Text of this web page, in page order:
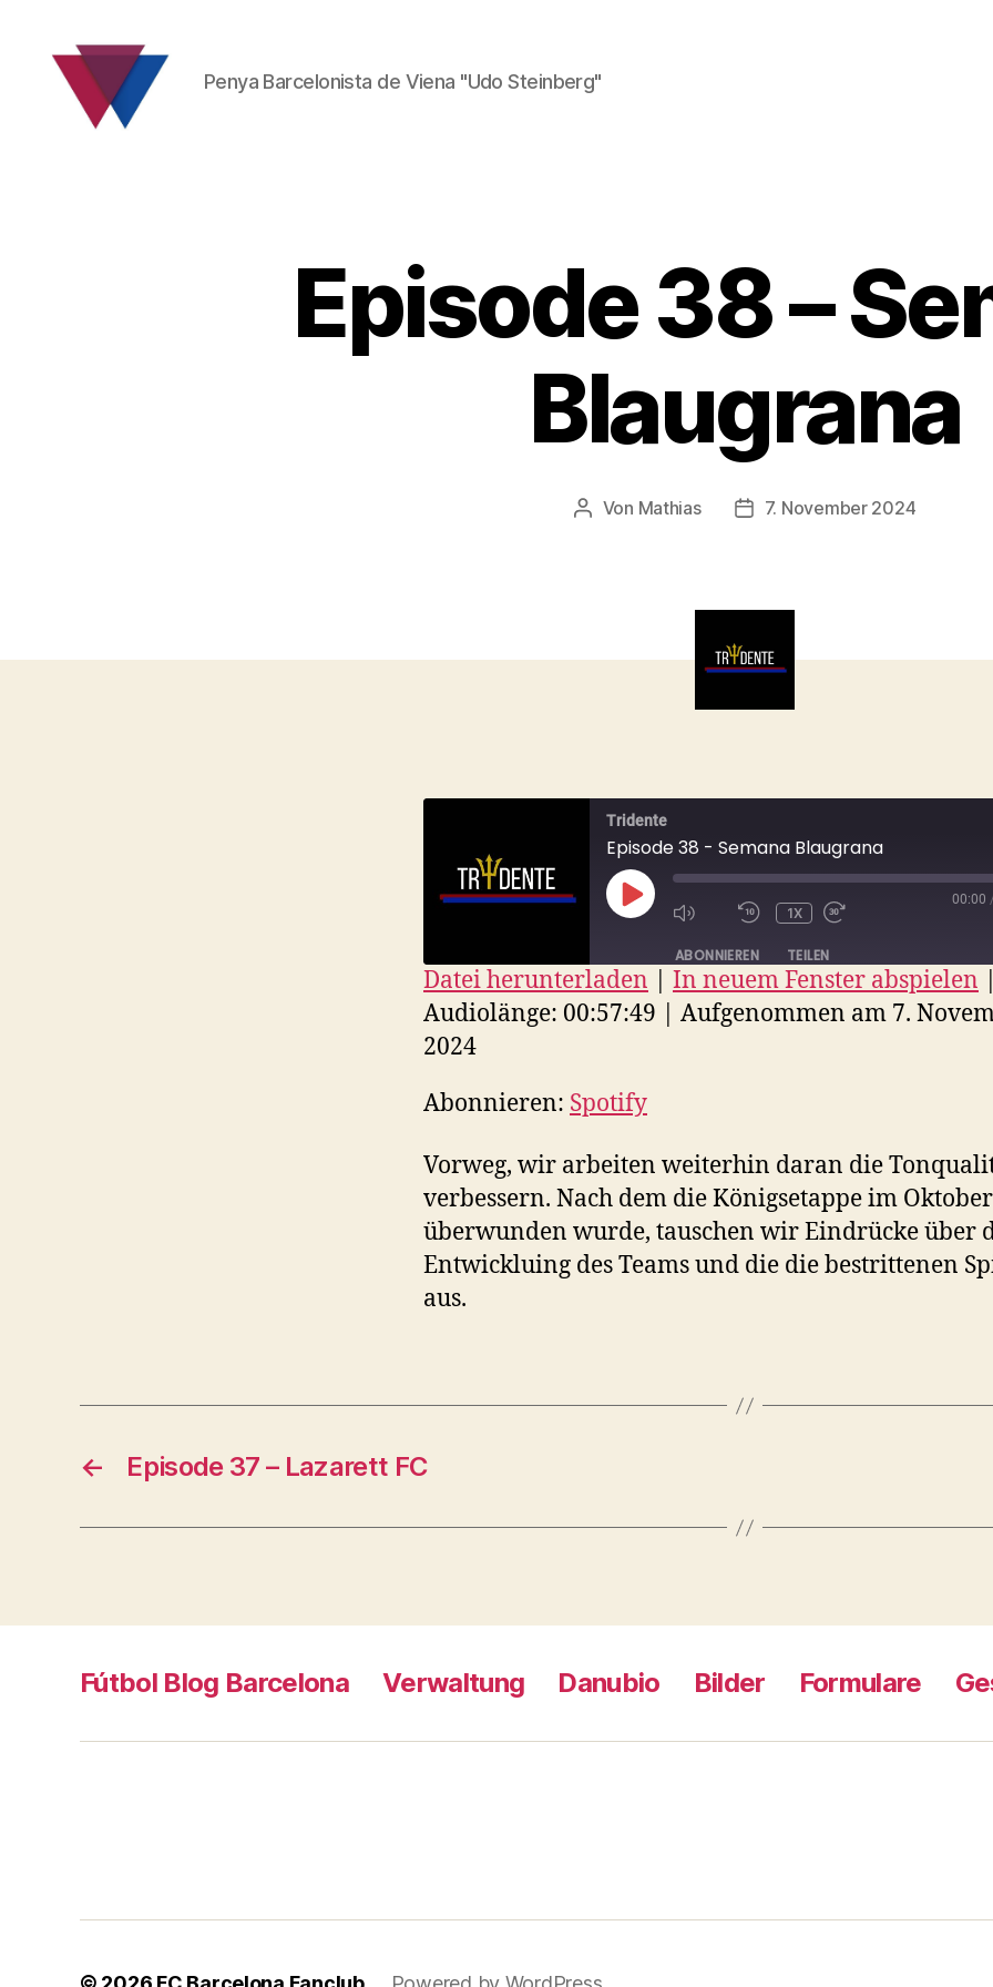
Penya Barcelonista de Viena "Udo Steinberg"
Episode 38 –
Blaugrana
Beitragsautor
Von Mathias Beitragsdatum
7. November 2024
Tridente
Episode 38 - Semana Blaugrana
PLAY
EPISODE
1X
00:00
ABONNIEREN TEILEN
Spotify
RSS FEED
TEILEN
LINK
EMBED
Datei herunterladen In neuem Fenster abspielen
Audiolänge: 00:57:49
Aufgenommen am 7.
2024
Abonnieren: Spotify
Vorweg, wir arbeiten weiterhin daran die
verbessern. Nach dem die Königsetappe im Oktober
überwunden wurde, tauschen wir Eindrücke über
Entwickluing des Teams und die die bestrittenen
aus.
← Episode 37 – Lazarett FC
Fútbol Blog Barcelona Verwaltung Danubio Bilder Formulare